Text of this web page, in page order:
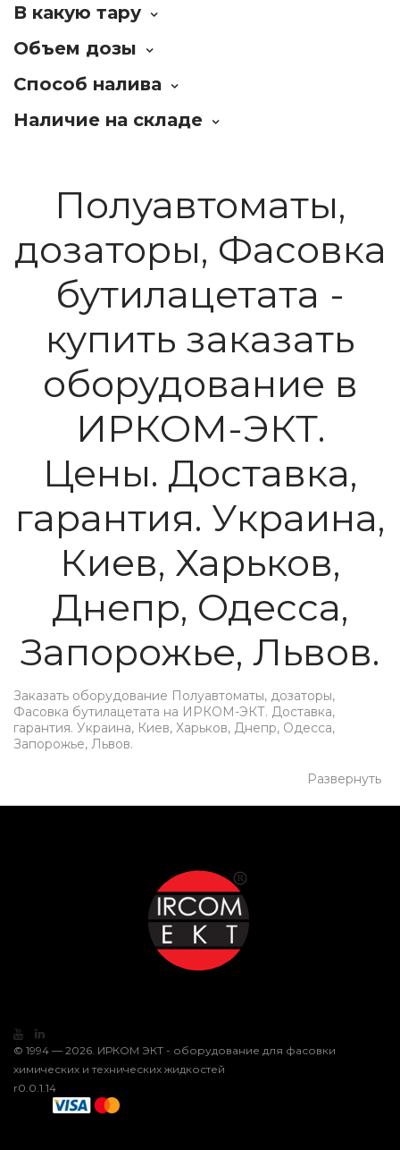
В какую тару
Объем дозы
Способ налива
Наличие на складе
Полуавтоматы,
дозаторы, Фасовка
бутилацетата -
купить заказать
оборудование в
ИРКОМ-ЭКТ.
Цены. Доставка,
гарантия. Украина,
Киев, Харьков,
Днепр, Одесса,
Запорожье, Львов.
Заказать оборудование Полуавтоматы, дозаторы,
Фасовка бутилацетата на ИРКОМ-ЭКТ. Доставка,
гарантия. Украина, Киев, Харьков, Днепр, Одесса,
Запорожье, Львов.
Развернуть
© 1994 — 2026. ИРКОМ ЭКТ - оборудование для фасовки
химических и технических жидкостей
r0.0.1.14